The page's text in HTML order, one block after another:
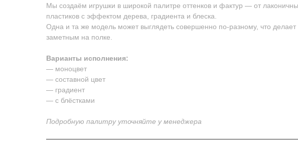
Мы создаём игрушки в широкой палитре оттенков и фактур — от
пластиков с эффектом дерева, градиента и блеска.
Одна и та же модель может выглядеть совершенно по-разному, что
заметным на полке.
Варианты исполнения:
— моноцвет
— составной цвет
— градиент
— с блёстками
Подробную палитру уточняйте у менеджера